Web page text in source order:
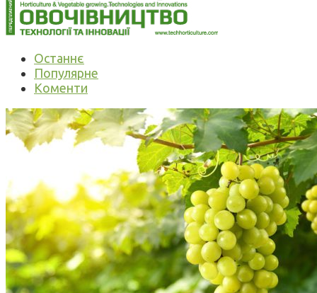
Останнє
Популярне
Коменти